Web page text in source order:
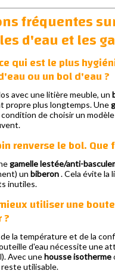
fréquentes
d'eau et les
qui est le plus
ou un bol d'eau ?
avec une litière meuble, un
propre plus longtemps. Une
de choisir un
renverse le bol. Que
gamelle lestée/anti-
un biberon. Cela évite la
inutiles.
utiliser une
la température et de la
d'eau nécessite une
Avec unehousse isotherme
utilisable.